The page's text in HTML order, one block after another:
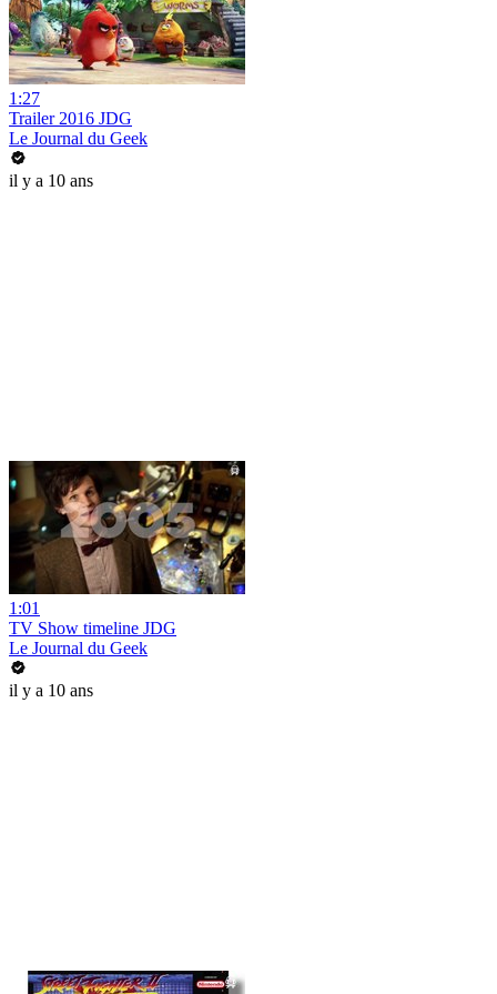
1:27
Trailer 2016 JDG
Le Journal du Geek
il y a 10 ans
1:01
TV Show timeline JDG
Le Journal du Geek
il y a 10 ans